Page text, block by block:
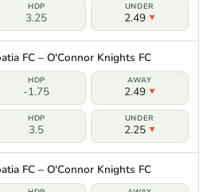
3.25 2.49
FC – O'Connor Knights FC
-1.75 2.49
3.5 2.25
FC – O'Connor Knights FC